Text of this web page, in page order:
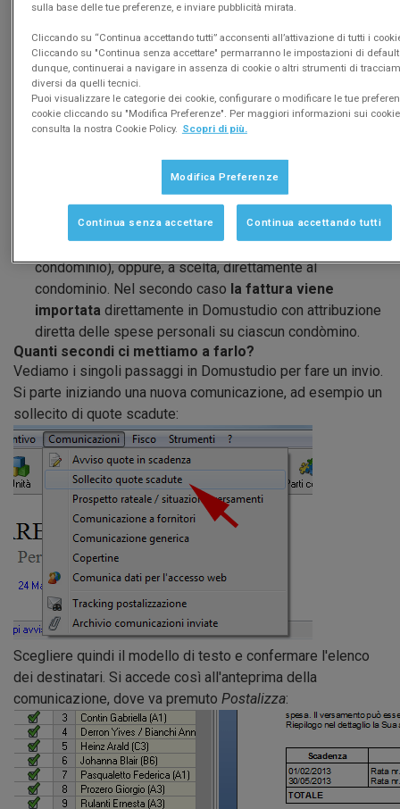
seconda delle opzioni scelte, stampa le lettere in b/n o
a colori, il logo dello studio sulle buste, effettua
l'imbustamento e quindi la spedizione con il vettore e
con la modalità scelta (Poste Italiane, TNT Post,
raccomandata, raccomandata AR, prioritaria,
raccomandata 1, etc.).
In ogni momento potrai verificare ed ottenere
indicazioni precise sull'avanzamento del lavoro
sul tracking delle spedizioni.
Tutto questo ti costerà il valore dei francobolli oltre ad
una piccola commissione per il servizio. Ilservice
emetterà fattura all'Amministratore (che poi lo rifattura al
condominio), oppure, a scelta, direttamente al
condominio. Nel secondo caso la fattura viene
importata direttamente in Domustudio con attribuzione
diretta delle spese personali su ciascun condòmino.
Quanti secondi ci mettiamo a farlo?
Vediamo i singoli passaggi in Domustudio per fare un invio.
Si parte iniziando una nuova comunicazione, ad esempio un
sollecito di quote scadute:
Scegliere quindi il modello di testo e confermare l'elenco
dei destinatari. Si accede così all'anteprima della
comunicazione, dove va premuto Postalizza:
sulla base delle tue preferenze, e inviare pubblicità mirata.
Cliccando su “Continua accettando tutti” acconsenti all’attivazione di tutti i
Cliccando su "Continua senza accettare" permarranno le impostazioni di default
dunque, continuerai a navigare in assenza di cookie o altri strumenti di
diversi da quelli tecnici.
Puoi visualizzare le categorie dei cookie, configurare o modificare le tue
cookie cliccando su "Modifica Preferenze". Per maggiori informazioni sui
consulta la nostra Cookie Policy. Scopri di più.
Modifica Preferenze
Continua senza accettare Continua accettando tutti